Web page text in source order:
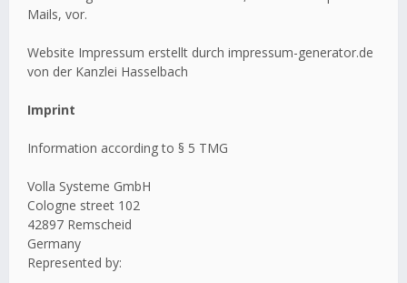
Mails, vor.
Website Impressum erstellt durch impressum-generator.de
von der Kanzlei Hasselbach
Imprint
Information according to § 5 TMG
Volla Systeme GmbH
Cologne street 102
42897 Remscheid
Germany
Represented by: